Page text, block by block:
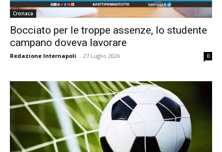
Cronaca
Bocciato per le troppe assenze, lo studente
campano doveva lavorare
Redazione Internapoli - 27 Luglio 2026 0